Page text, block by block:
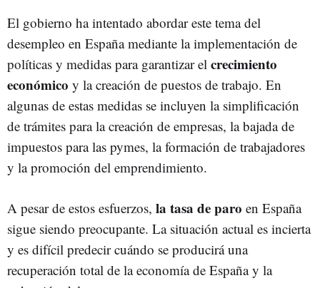
El gobierno ha intentado abordar este tema del
desempleo en España mediante la implementación de
políticas y medidas para garantizar el crecimiento
económico y la creación de puestos de trabajo. En
algunas de estas medidas se incluyen la simplificación
de trámites para la creación de empresas, la bajada de
impuestos para las pymes, la formación de trabajadores
y la promoción del emprendimiento.
A pesar de estos esfuerzos, la tasa de paro en España
sigue siendo preocupante. La situación actual es incierta
y es difícil predecir cuándo se producirá una
recuperación total de la economía de España y la